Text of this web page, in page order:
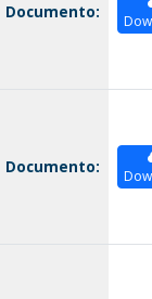
Documento:
Documento: